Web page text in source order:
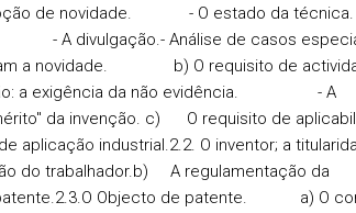
de novidade. - O estado da
- A divulgação.- Análise de casos
a novidade. b) O requisito de
exigência da não evidência. - A
da invenção. c) O requisito de
aplicação industrial.2.2. O inventor; a
trabalhador.b) A regulamentação da
Objecto de patente. a) O